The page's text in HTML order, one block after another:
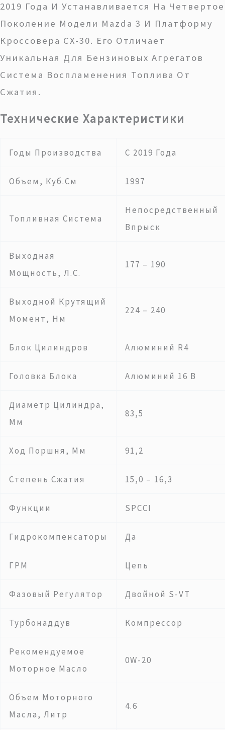
2019 Года И Устанавливается На Четвертое
Поколение Модели Mazda 3 И Платформу
Кроссовера CX-30. Его Отличает
Уникальная Для Бензиновых Агрегатов
Система Воспламенения Топлива От
Сжатия.
Технические Характеристики
Годы Производства С 2019 Года
Объем, Куб.см 1997
Топливная Система
Непосредственный
Впрыск
Выходная
Мощность, Л.с.
177 – 190
Выходной Крутящий
Момент, Нм
224 – 240
Блок Цилиндров Алюминий R4
Головка Блока Алюминий 16 В
Диаметр Цилиндра,
Мм
83,5
Ход Поршня, Мм 91,2
Степень Сжатия 15,0 – 16,3
Функции SPCCI
Гидрокомпенсаторы Да
ГРМ Цепь
Фазовый Регулятор Двойной S-VT
Турбонаддув Компрессор
Рекомендуемое
Моторное Масло
0W-20
Объем Моторного
Масла, Литр
4.6